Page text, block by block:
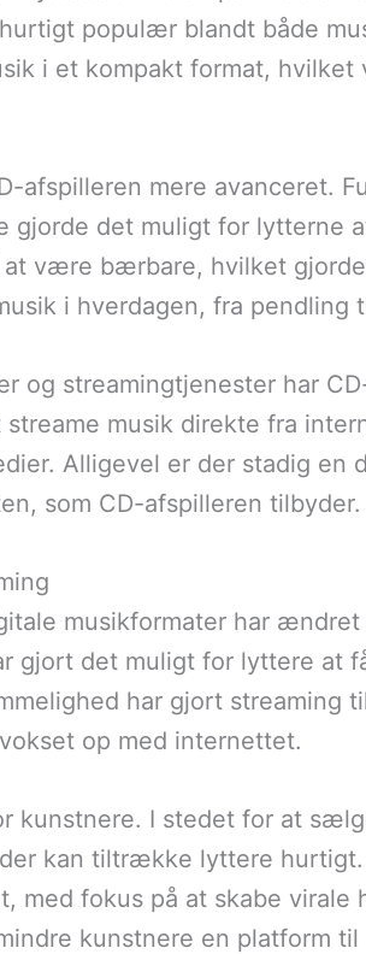
populær blandt både
i et kompakt format,
mere avanceret.
gjorde det muligt for lytterne
være bærbare, hvilket
i hverdagen, fra pendling
og streamingtjenester har
musik direkte fra
Alligevel er der stadig en
som CD-afspilleren tilbyder.
musikformater har
gjort det muligt for lyttere at
har gjort streaming
op med internettet.
kunstnere. I stedet for at
kan tiltrække lyttere
med fokus på at skabe virale
kunstnere en platform